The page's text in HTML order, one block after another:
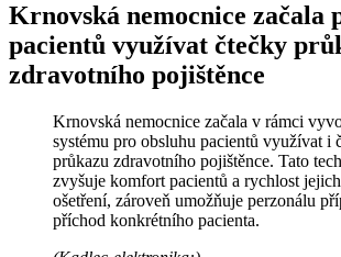
Krnovská nemocnice začala
pacientů využívat čtečky
zdravotního pojištěnce
Krnovská nemocnice začala v rámci
systému pro obsluhu pacientů využívat i
průkazu zdravotního pojištěnce. Tato
zvyšuje komfort pacientů a rychlost
ošetření, zároveň umožňuje perzonálu
příchod konkrétního pacienta.